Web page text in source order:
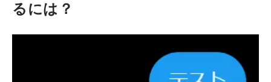
るには？